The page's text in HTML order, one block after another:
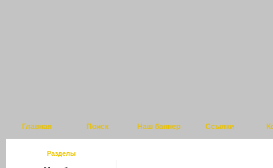
Главная Поиск Наш баннер Ссылки
Разделы